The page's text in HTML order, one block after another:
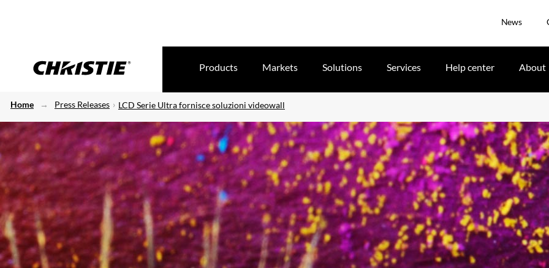
News
Products Markets Solutions Services Help center About
Home Press Releases LCD Serie Ultra fornisce soluzioni videowall